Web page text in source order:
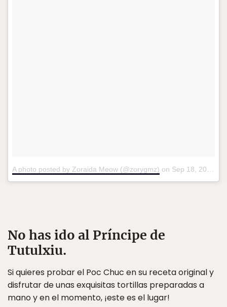
A photo posted by Zoraida Meow (@zorygmz) on Sep 18, 2015 at 10:43am PDT
No has ido al Príncipe de
Tutulxiu.
Si quieres probar el Poc Chuc en su receta original y
disfrutar de unas exquisitas tortillas preparadas a
mano y en el momento, ¡este es el lugar!